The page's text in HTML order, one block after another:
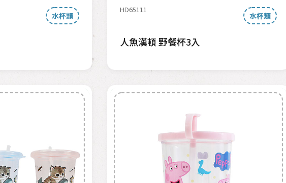
水杯類
HD65111
水杯類
人魚漢頓 野餐杯3入